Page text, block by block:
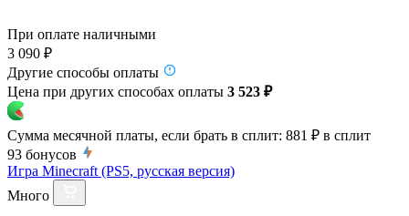
При оплате наличными
3 090 ₽
Другие способы оплаты
Цена при других способах оплаты 3 523 ₽
Сумма месячной платы, если брать в сплит: 881 ₽ в сплит
93 бонусов
Игра Minecraft (PS5, русская версия)
Много